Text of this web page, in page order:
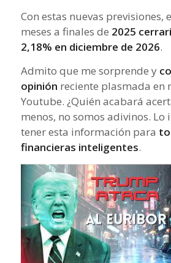
Con estas nuevas previsiones,
meses a finales de 2025
2,18% en diciembre de 2026.
Admito que me sorprende y
opinión reciente plasmada en
Youtube. ¿Quién acabará
menos, no somos adivinos. Lo
tener esta información para
financieras inteligentes.